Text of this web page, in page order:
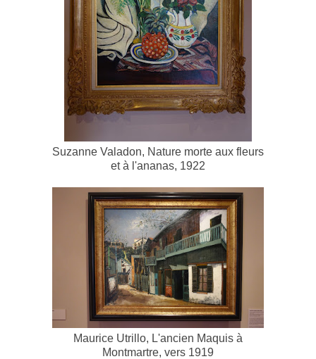
Suzanne Valadon, Nature morte aux fleurs
et à l'ananas, 1922
Maurice Utrillo, L'ancien Maquis à
Montmartre, vers 1919